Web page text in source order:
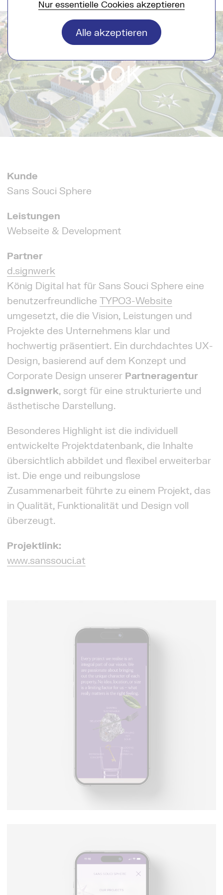
Kunde
Sans Souci Sphere
Leistungen
Webseite & Development
Partner
d.signwerk
König Digital hat für Sans Souci Sphere eine
benutzerfreundlicheTYPO3-Website
umgesetzt, die die Vision, Leistungen und
Projekte des Unternehmens klar und
hochwertig präsentiert. Ein durchdachtes UX-
Design, basierend auf dem Konzept und
Corporate Design unserer Partneragentur
d.signwerk, sorgt für eine strukturierte und
ästhetische Darstellung.
Besonderes Highlight ist die individuell
entwickelte Projektdatenbank, die Inhalte
übersichtlich abbildet und flexibel erweiterbar
ist. Die enge und reibungslose
Zusammenarbeit führte zu einem Projekt, das
in Qualität, Funktionalität und Design voll
überzeugt.
Projektlink:
www.sanssouci.at
Nur essentielle Cookies akzeptieren
Alle akzeptieren